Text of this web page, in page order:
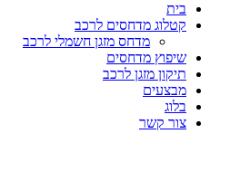
בית
קטלוג מדחסים לרכב
מדחס מזגן חשמלי לרכב
שיפוץ מדחסים
תיקון מזגן לרכב
מבצעים
בלוג
צור קשר